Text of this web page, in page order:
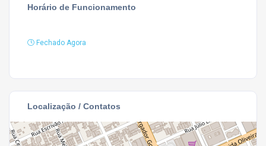
Horário de Funcionamento
Fechado Agora
Localização / Contatos